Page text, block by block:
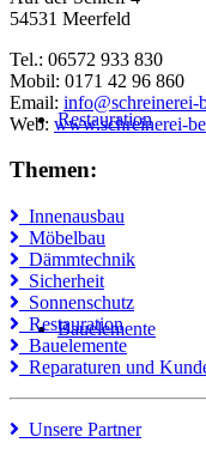
Restauration
Bauelemente
54531 Meerfeld
Tel.: 06572 933 830
Mobil: 0171 42 96 860
Email: info@schreinerei-
Web: www.schreinerei-
Themen:
Innenausbau
Möbelbau
Dämmtechnik
Sicherheit
Sonnenschutz
Restauration
Bauelemente
Reparaturen und
Unsere Partner